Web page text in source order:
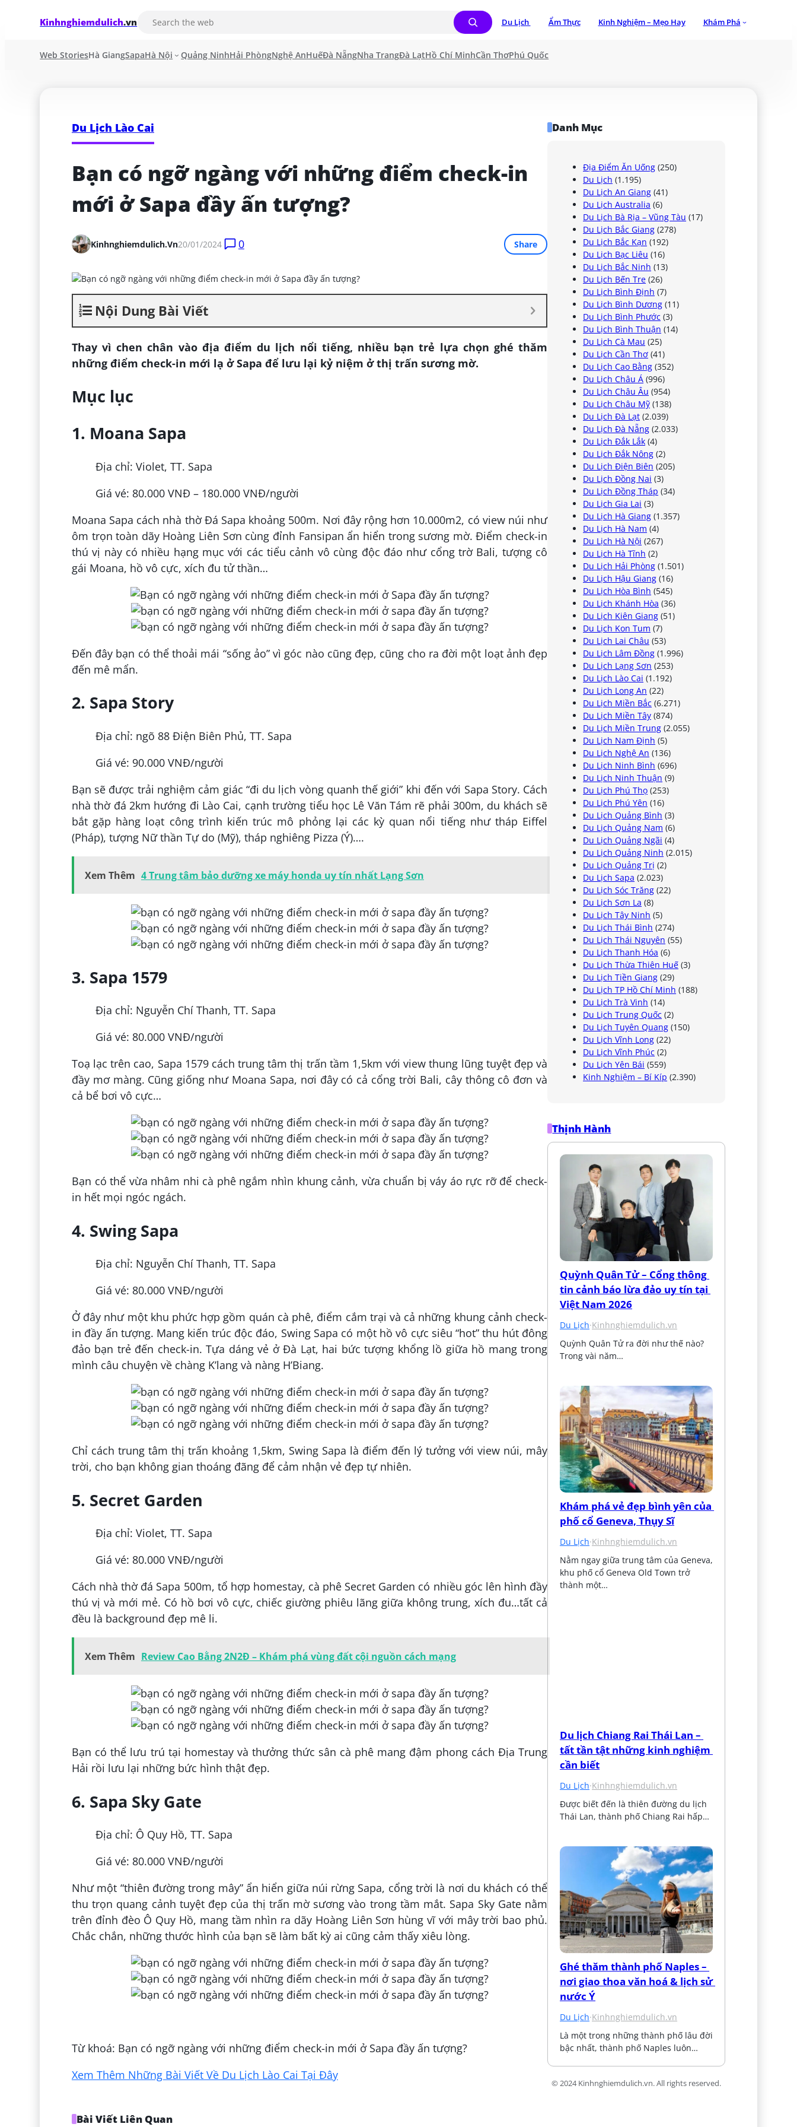
Kinhnghiemdulich.vn Du Lịch Ẩm Thực Kinh Nghiệm – Mẹo Hay Khám Phá
Web StoriesHà GiangSapaHà Nội Quảng NinhHải PhòngNghệ AnHuếĐà NẵngNha TrangĐà LạtHồ Chí MinhCần ThơPhú Quốc
Du Lịch Lào Cai
Bạn có ngỡ ngàng với những điểm check-in
mới ở Sapa đầy ấn tượng?
Kinhnghiemdulich.vn20/01/2024 0 Share
Nội Dung Bài Viết
Thay vì chen chân vào địa điểm du lịch nổi tiếng, nhiều bạn trẻ lựa chọn ghé thăm
những điểm check-in mới lạ ở Sapa để lưu lại kỷ niệm ở thị trấn sương mờ.
Mục lục
1. Moana Sapa
Địa chỉ: Violet, TT. Sapa
Giá vé: 80.000 VNĐ – 180.000 VNĐ/người
Moana Sapa cách nhà thờ Đá Sapa khoảng 500m. Nơi đây rộng hơn 10.000m2, có view núi như
ôm trọn toàn dãy Hoàng Liên Sơn cùng đỉnh Fansipan ẩn hiển trong sương mờ. Điểm check-in
thú vị này có nhiều hạng mục với các tiểu cảnh vô cùng độc đáo như cổng trờ Bali, tượng cô
gái Moana, hồ vô cực, xích đu tử thần…
Đến đây bạn có thể thoải mái “sống ảo” vì góc nào cũng đẹp, cũng cho ra đời một loạt ảnh đẹp
đến mê mẩn.
2. Sapa Story
Địa chỉ: ngõ 88 Điện Biên Phủ, TT. Sapa
Giá vé: 90.000 VNĐ/người
Bạn sẽ được trải nghiệm cảm giác “đi du lịch vòng quanh thế giới” khi đến với Sapa Story. Cách
nhà thờ đá 2km hướng đi Lào Cai, cạnh trường tiểu học Lê Văn Tám rẽ phải 300m, du khách sẽ
bắt gặp hàng loạt công trình kiến trúc mô phỏng lại các kỳ quan nổi tiếng như tháp Eiffel
(Pháp), tượng Nữ thần Tự do (Mỹ), tháp nghiêng Pizza (Ý)….
Xem Thêm 4 Trung tâm bảo dưỡng xe máy honda uy tín nhất Lạng Sơn
3. Sapa 1579
Địa chỉ: Nguyễn Chí Thanh, TT. Sapa
Giá vé: 80.000 VNĐ/người
Toạ lạc trên cao, Sapa 1579 cách trung tâm thị trấn tầm 1,5km với view thung lũng tuyệt đẹp và
đầy mơ màng. Cũng giống như Moana Sapa, nơi đây có cả cổng trời Bali, cây thông cô đơn và
cả bể bơi vô cực…
Bạn có thể vừa nhâm nhi cà phê ngắm nhìn khung cảnh, vừa chuẩn bị váy áo rực rỡ để check-
in hết mọi ngóc ngách.
4. Swing Sapa
Địa chỉ: Nguyễn Chí Thanh, TT. Sapa
Giá vé: 80.000 VNĐ/người
Ở đây như một khu phức hợp gồm quán cà phê, điểm cắm trại và cả những khung cảnh check-
in đầy ấn tượng. Mang kiến trúc độc đáo, Swing Sapa có một hồ vô cực siêu “hot” thu hút đông
đảo bạn trẻ đến check-in. Tựa dáng vẻ ở Đà Lạt, hai bức tượng khổng lồ giữa hồ mang trong
mình câu chuyện về chàng K’lang và nàng H’Biang.
Chỉ cách trung tâm thị trấn khoảng 1,5km, Swing Sapa là điểm đến lý tưởng với view núi, mây
trời, cho bạn không gian thoáng đãng để cảm nhận vẻ đẹp tự nhiên.
5. Secret Garden
Địa chỉ: Violet, TT. Sapa
Giá vé: 80.000 VNĐ/người
Cách nhà thờ đá Sapa 500m, tổ hợp homestay, cà phê Secret Garden có nhiều góc lên hình đầy
thú vị và mới mẻ. Có hồ bơi vô cực, chiếc giường phiêu lãng giữa không trung, xích đu…tất cả
đều là background đẹp mê li.
Xem Thêm Review Cao Bằng 2N2Đ – Khám phá vùng đất cội nguồn cách mạng
Bạn có thể lưu trú tại homestay và thưởng thức sân cà phê mang đậm phong cách Địa Trung
Hải rồi lưu lại những bức hình thật đẹp.
6. Sapa Sky Gate
Địa chỉ: Ô Quy Hồ, TT. Sapa
Giá vé: 80.000 VNĐ/người
Như một “thiên đường trong mây” ẩn hiển giữa núi rừng Sapa, cổng trời là nơi du khách có thể
thu trọn quang cảnh tuyệt đẹp của thị trấn mờ sương vào trong tầm mắt. Sapa Sky Gate nằm
trên đỉnh đèo Ô Quy Hồ, mang tầm nhìn ra dãy Hoàng Liên Sơn hùng vĩ với mây trời bao phủ.
Chắc chắn, những thước hình của bạn sẽ làm bất kỳ ai cũng cảm thấy xiêu lòng.
Từ khoá: Bạn có ngỡ ngàng với những điểm check-in mới ở Sapa đầy ấn tượng?
Xem Thêm Những Bài Viết Về Du Lịch Lào Cai Tại Đây
Bài Viết Liên Quan
Danh Mục
Địa Điểm Ăn Uống (250)
Du Lịch (1.195)
Du Lịch An Giang (41)
Du Lịch Australia (6)
Du Lịch Bà Rịa – Vũng Tàu (17)
Du Lịch Bắc Giang (278)
Du Lịch Bắc Kạn (192)
Du Lịch Bạc Liêu (16)
Du Lịch Bắc Ninh (13)
Du Lịch Bến Tre (26)
Du Lịch Bình Định (7)
Du Lịch Bình Dương (11)
Du Lịch Bình Phước (3)
Du Lịch Bình Thuận (14)
Du Lịch Cà Mau (25)
Du Lịch Cần Thơ (41)
Du Lịch Cao Bằng (352)
Du Lịch Châu Á (996)
Du Lịch Châu Âu (954)
Du Lịch Châu Mỹ (138)
Du Lịch Đà Lạt (2.039)
Du Lịch Đà Nẵng (2.033)
Du Lịch Đắk Lắk (4)
Du Lịch Đắk Nông (2)
Du Lịch Điện Biên (205)
Du Lịch Đồng Nai (3)
Du Lịch Đồng Tháp (34)
Du Lịch Gia Lai (3)
Du Lịch Hà Giang (1.357)
Du Lịch Hà Nam (4)
Du Lịch Hà Nội (267)
Du Lịch Hà Tĩnh (2)
Du Lịch Hải Phòng (1.501)
Du Lịch Hậu Giang (16)
Du Lịch Hòa Bình (545)
Du Lịch Khánh Hòa (36)
Du Lịch Kiên Giang (51)
Du Lịch Kon Tum (7)
Du Lịch Lai Châu (53)
Du Lịch Lâm Đồng (1.996)
Du Lịch Lạng Sơn (253)
Du Lịch Lào Cai (1.192)
Du Lịch Long An (22)
Du Lịch Miền Bắc (6.271)
Du Lịch Miền Tây (874)
Du Lịch Miền Trung (2.055)
Du Lịch Nam Định (5)
Du Lịch Nghệ An (136)
Du Lịch Ninh Bình (696)
Du Lịch Ninh Thuận (9)
Du Lịch Phú Thọ (253)
Du Lịch Phú Yên (16)
Du Lịch Quảng Bình (3)
Du Lịch Quảng Nam (6)
Du Lịch Quảng Ngãi (4)
Du Lịch Quảng Ninh (2.015)
Du Lịch Quảng Trị (2)
Du Lịch Sapa (2.023)
Du Lịch Sóc Trăng (22)
Du Lịch Sơn La (8)
Du Lịch Tây Ninh (5)
Du Lịch Thái Bình (274)
Du Lịch Thái Nguyên (55)
Du Lịch Thanh Hóa (6)
Du Lịch Thừa Thiên Huế (3)
Du Lịch Tiền Giang (29)
Du Lịch TP Hồ Chí Minh (188)
Du Lịch Trà Vinh (14)
Du Lịch Trung Quốc (2)
Du Lịch Tuyên Quang (150)
Du Lịch Vĩnh Long (22)
Du Lịch Vĩnh Phúc (2)
Du Lịch Yên Bái (559)
Kinh Nghiệm – Bí Kíp (2.390)
Thịnh Hành
Quỳnh Quân Tử – Cổng thông
tin cảnh báo lừa đảo uy tín tại
Việt Nam 2026
Du Lịch·Kinhnghiemdulich.vn
Quỳnh Quân Tử ra đời như thế nào?
Trong vài năm…
Khám phá vẻ đẹp bình yên của
phố cổ Geneva, Thụy Sĩ
Du Lịch·Kinhnghiemdulich.vn
Nằm ngay giữa trung tâm của Geneva,
khu phố cổ Geneva Old Town trở
thành một…
Du lịch Chiang Rai Thái Lan –
tất tần tật những kinh nghiệm
cần biết
Du Lịch·Kinhnghiemdulich.vn
Được biết đến là thiên đường du lịch
Thái Lan, thành phố Chiang Rai hấp…
Ghé thăm thành phố Naples –
nơi giao thoa văn hoá & lịch sử
nước Ý
Du Lịch·Kinhnghiemdulich.vn
Là một trong những thành phố lâu đời
bậc nhất, thành phố Naples luôn…
© 2024 Kinhnghiemdulich.vn. All rights reserved.